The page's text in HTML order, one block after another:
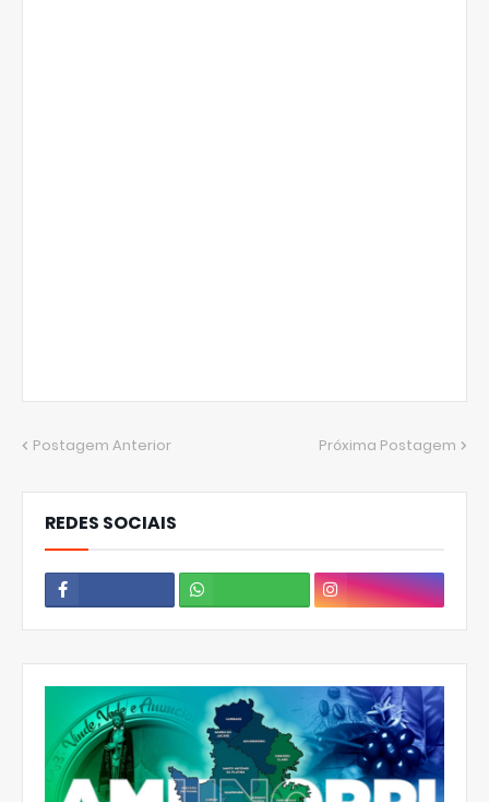
Postagem Anterior Próxima Postagem
REDES SOCIAIS